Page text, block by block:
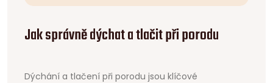
Jak správně dýchat a tlačit při porodu
Dýchání a tlačení při porodu jsou klíčové